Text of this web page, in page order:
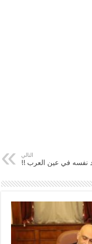
التالي
نفسه في عين العرب !!